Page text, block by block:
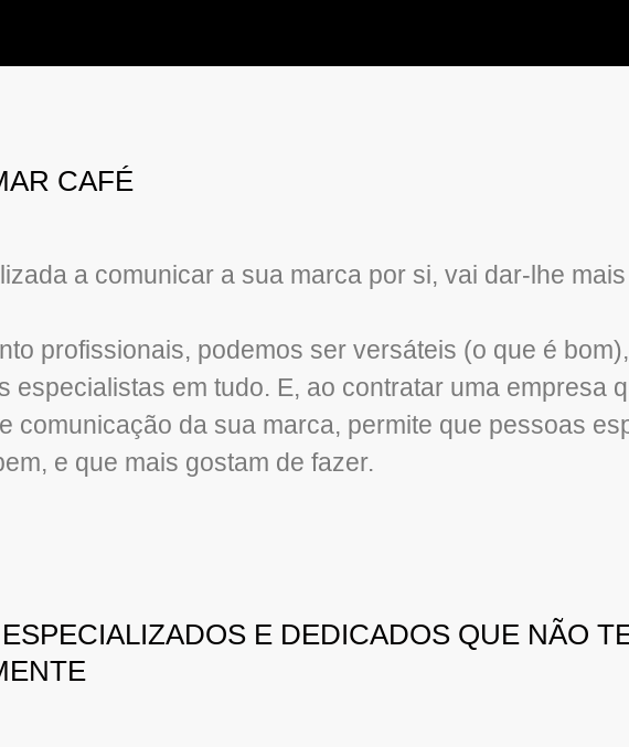
CAFÉ
a comunicar a sua marca por si, vai dar-lhe
profissionais, podemos ser versáteis (o que é
especialistas em tudo. E, ao contratar uma empresa
comunicação da sua marca, permite que pessoas
e que mais gostam de fazer.
E DEDICADOS QUE NÃO